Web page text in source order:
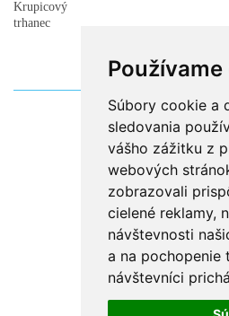
Súbory cookie a
sledovania
vášho zážitku z
webových
zobrazovali
cielené reklamy,
návštevnosti
a na pochopenie
návštevníci